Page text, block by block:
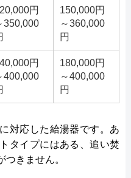
円
350,000
150,000円
～360,000
円
円
400,000
180,000円
～400,000
円
対応した給湯器です。あ
タイプにはある、追い焚
きません。